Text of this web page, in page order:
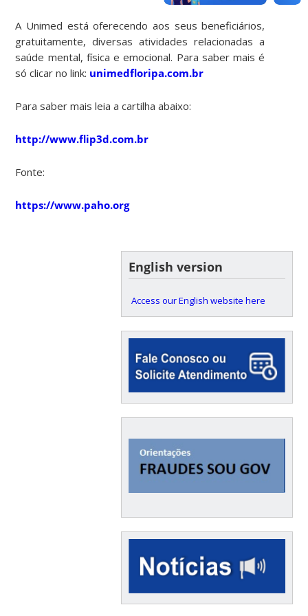
A Unimed está oferecendo aos seus beneficiários,
gratuitamente, diversas atividades relacionadas a
saúde mental, física e emocional. Para saber mais é
só clicar no link: unimedfloripa.com.br
Para saber mais leia a cartilha abaixo:
http://www.flip3d.com.br
Fonte:
https://www.paho.org
English version
Access our English website here